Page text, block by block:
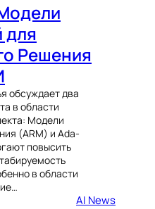
для
Решения
обсуждает два
в области
Модели
(ARM) и Ada-
повысить
в области
AI News